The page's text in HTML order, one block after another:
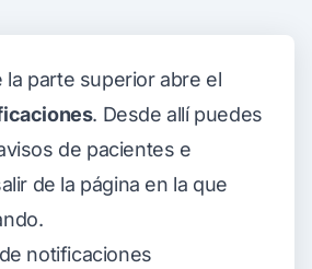
la parte superior abre el
. Desde allí puedes
de pacientes e
de la página en la que
notificaciones